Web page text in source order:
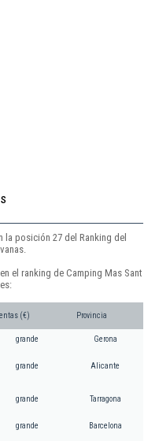
la posición 27 del Ranking del
el ranking de Camping Mas Sant
(€) Provincia
grande Gerona
grande Alicante
grande Tarragona
grande Barcelona